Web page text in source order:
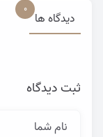
دیدگاه ها
0
ثبت دیدگاه
نام شما